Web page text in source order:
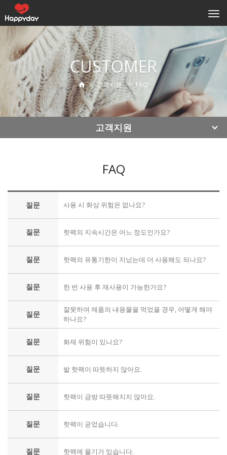
CUSTOMER
고객지원 FAQ
고객지원
FAQ
질문 사용 시 화상 위험은 없나요?
질문 핫팩의 지속시간은 어느 정도인가요?
질문 핫팩의 유통기한이 지났는데 더 사용해도 되나요?
질문 한 번 사용 후 재사용이 가능한가요?
질문
잘못하여 제품의 내용물을 먹었을 경우, 어떻게 해야
하나요?
질문 화재 위험이 있나요?
질문 발 핫팩이 따뜻하지 않아요.
질문 핫팩이 금방 따뜻해지지 않아요.
질문 핫팩이 굳었습니다.
질문 핫팩에 물기가 있습니다.